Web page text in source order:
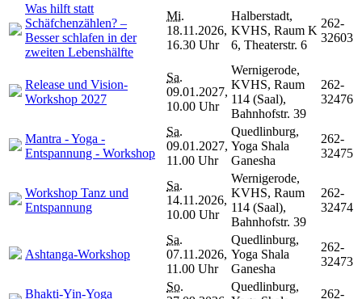
Was hilft statt
Schäfchenzählen? –
Besser schlafen in der
zweiten Lebenshälfte
Mi.
18.11.2026,
16.30 Uhr
Halberstadt,
KVHS, Raum K
6, Theaterstr. 6
262-
32603
Release und Vision-
Workshop 2027
Sa.
09.01.2027,
10.00 Uhr
Wernigerode,
KVHS, Raum
114 (Saal),
Bahnhofstr. 39
262-
32476
Mantra - Yoga -
Entspannung - Workshop
Sa.
09.01.2027,
11.00 Uhr
Quedlinburg,
Yoga Shala
Ganesha
262-
32475
Workshop Tanz und
Entspannung
Sa.
14.11.2026,
10.00 Uhr
Wernigerode,
KVHS, Raum
114 (Saal),
Bahnhofstr. 39
262-
32474
Ashtanga-Workshop
Sa.
07.11.2026,
11.00 Uhr
Quedlinburg,
Yoga Shala
Ganesha
262-
32473
Bhakti-Yin-Yoga
So.
Quedlinburg,
262-